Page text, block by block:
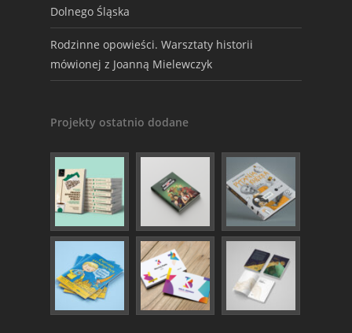
Dolnego Śląska
Rodzinne opowieści. Warsztaty historii
mówionej z Joanną Mielewczyk
Projekty ostatnio dodane